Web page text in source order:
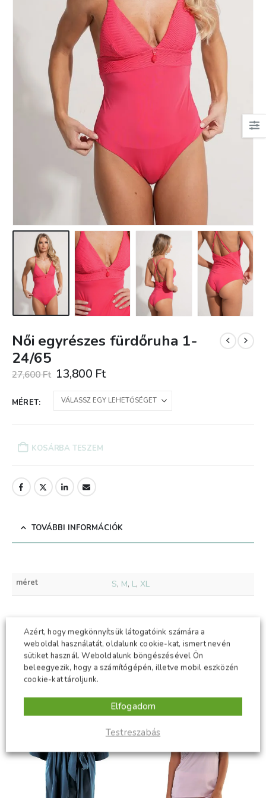
Női egyrészes fürdőruha 1-
24/65
27,600Ft Original
price
was:
27,600 Ft.
13,800 FtCurrent
is:
13,800 Ft.
MÉRET
KOSÁRBA TESZEM
TOVÁBBI INFORMÁCIÓK
méret S, M, L,XL
Ha csipkés fehérnemű,
akkor nekem a Bonatti.
Mert gyönyörűek, mert
kényelmesek.
És az egyetlen hely, ahol
tanácsot kaptam!
KAPCSOLÓDÓ TERMÉKEK
-50% -50%
Azért, hogy megkönnyítsük látogatóink számára a
weboldal használatát, oldalunk cookie-kat, ismert nevén
sütiket használ. Weboldalunk böngészésével Ön
beleegyezik, hogy a számítógépén, illetve mobil eszközén
cookie-kat tároljunk.
Testreszabás
Elfogadom